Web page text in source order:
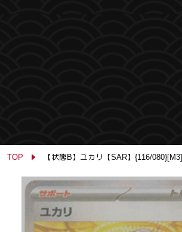
TOP 【状態B】ユカリ【SAR】{116/080}[M3]